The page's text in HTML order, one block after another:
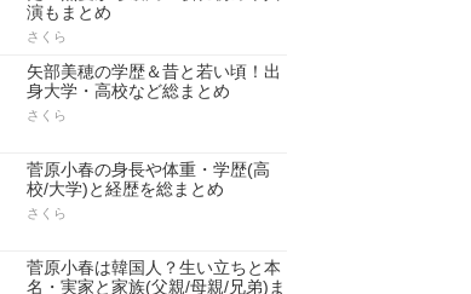
さくら
宮澤智の実家は金持ち！父親・母
親・兄弟など家族まとめ
さくら
鞘師里保の本名や実家＆家族！父
親・母親・兄弟(妹/弟)まとめ
さくら
広瀬アリスと大倉忠義はいつ別れ